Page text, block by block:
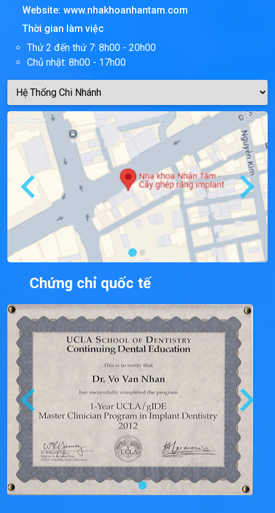
Website: www.nhakhoanhantam.com
Thời gian làm việc
Thứ 2 đến thứ 7: 8h00 - 20h00
Chủ nhật: 8h00 - 17h00
Chứng chỉ quốc tế